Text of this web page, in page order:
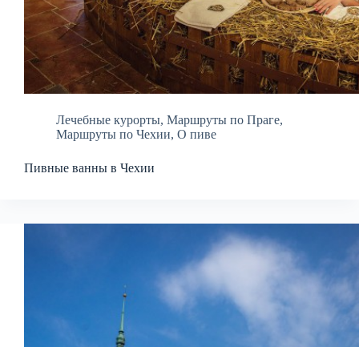
Лечебные курорты, Маршруты по Праге,
Маршруты по Чехии, О пиве
Пивные ванны в Чехии